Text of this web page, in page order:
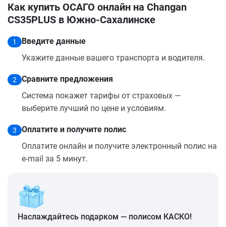
Как купить ОСАГО онлайн на Changan
CS35PLUS в Южно-Сахалинске
1
Введите данные
Укажите данные вашего транспорта и водителя.
2
Сравните предложения
Система покажет тарифы от страховых —
выберите лучший по цене и условиям.
3
Оплатите и получите полис
Оплатите онлайн и получите электронный полис на
e-mail за 5 минут.
Наслаждайтесь подарком — полисом КАСКО!